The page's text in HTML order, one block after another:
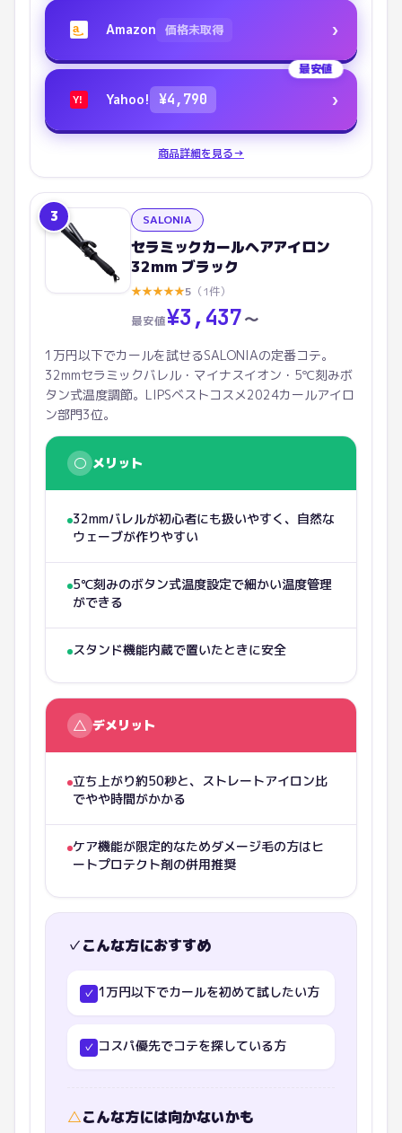
a Amazon 価格未取得 ›
最安値
Y! Yahoo! ¥4,790 ›
商品詳細を見る→
3 SALONIA
セラミックカールヘアアイロン
32mm ブラック
★★★★★5 （1件）
最安値¥3,437〜
1万円以下でカールを試せるSALONIAの定番コテ。
32mmセラミックバレル・マイナスイオン・5℃刻みボ
タン式温度調節。LIPSベストコスメ2024カールアイロ
ン部門3位。
○ メリット
32mmバレルが初心者にも扱いやすく、自然な
ウェーブが作りやすい
5℃刻みのボタン式温度設定で細かい温度管理
ができる
スタンド機能内蔵で置いたときに安全
△ デメリット
立ち上がり約50秒と、ストレートアイロン比
でやや時間がかかる
ケア機能が限定的なためダメージ毛の方はヒ
ートプロテクト剤の併用推奨
✓こんな方におすすめ
✓ 1万円以下でカールを初めて試したい方
✓ コスパ優先でコテを探している方
△こんな方には向かないかも